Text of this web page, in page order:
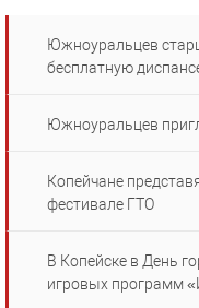
Южноуральцев
бесплатную
Южноуральцев
Копейчане
фестивале ГТО
В Копейске в День
игровых программ